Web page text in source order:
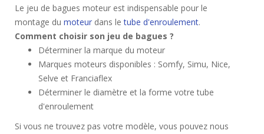
Le jeu de bagues moteur est indispensable pour le
montage du moteur dans letube d'enroulement.
Comment choisir son jeu de bagues ?
Déterminer la marque du moteur
Marques moteurs disponibles : Somfy, Simu, Nice,
Selve et Franciaflex
Déterminer le diamètre et la forme votre tube
d'enroulement
Si vous ne trouvez pas votre modèle, vous pouvez nous